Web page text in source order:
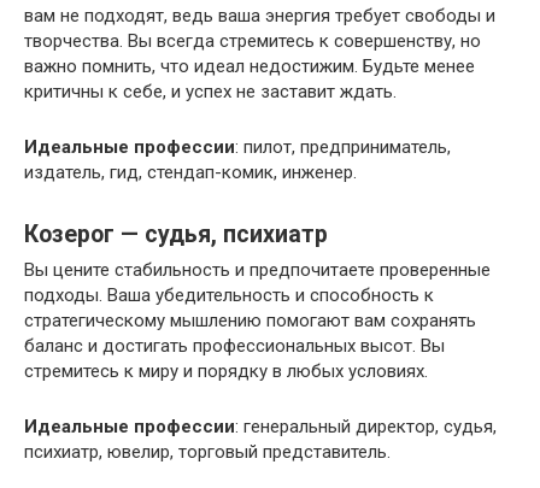
вам не подходят, ведь ваша энергия требует свободы и
творчества. Вы всегда стремитесь к совершенству, но
важно помнить, что идеал недостижим. Будьте менее
критичны к себе, и успех не заставит ждать.
Идеальные профессии: пилот, предприниматель,
издатель, гид, стендап-комик, инженер.
Козерог — судья, психиатр
Вы цените стабильность и предпочитаете проверенные
подходы. Ваша убедительность и способность к
стратегическому мышлению помогают вам сохранять
баланс и достигать профессиональных высот. Вы
стремитесь к миру и порядку в любых условиях.
Идеальные профессии: генеральный директор, судья,
психиатр, ювелир, торговый представитель.